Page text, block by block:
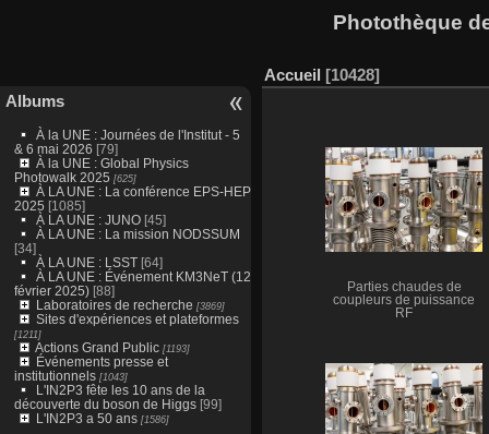
Photothèque
Albums
À la UNE : Journées de l'Institut - 5
& 6 mai 2026 [79]
À la UNE : Global Physics
Photowalk 2025 [625]
À LA UNE : La conférence EPS-HEP
2025 [1085]
À LA UNE : JUNO [45]
À LA UNE : La mission NODSSUM
[34]
À LA UNE : LSST[64]
À LA UNE : Événement KM3NeT (12
février 2025)[88]
Laboratoires de recherche [3869]
Sites d'expériences et plateformes
[1211]
Actions Grand Public[1193]
Événements presse et
institutionnels[1043]
L'IN2P3 fête les 10 ans de la
découverte du boson de Higgs[99]
L'IN2P3 a 50 ans[1586]
Accueil 10428
Parties chaudes de
coupleurs de puissance
RF